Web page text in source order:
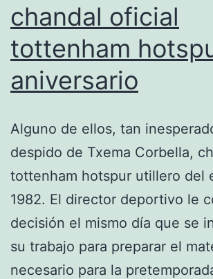
chandal oficial
tottenham
aniversario
Alguno de ellos, tan
despido de Txema Corbella,
tottenham hotspur utillero del
1982. El director deportivo le
decisión el mismo día que se
su trabajo para preparar el
necesario para la